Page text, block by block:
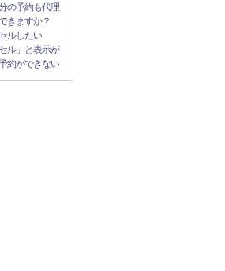
の予約も代理
きますか？
ルしたい
ル」と表示が
約ができない